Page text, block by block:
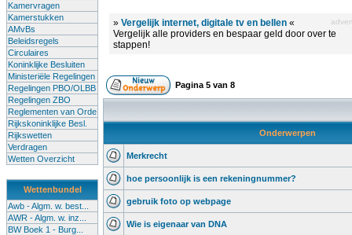
Kamervragen
Kamerstukken
AMvBs
Beleidsregels
Circulaires
Koninklijke Besluiten
Ministeriële Regelingen
Regelingen PBO/OLBB
Regelingen ZBO
Reglementen van Orde
Rijkskoninklijke Besl.
Rijkswetten
Verdragen
Wetten Overzicht
Wettenbundel
Awb - Algm. w. best...
AWR - Algm. w. inz...
BW Boek 1 - Burg...
» Vergelijk internet, digitale tv en bellen «
Vergelijk alle providers en bespaar geld door over te
stappen!
Pagina 5 van 8
Onderwerpen
Merkrecht
hoe persoonlijk is een rekeningnummer?
gebruik foto op webpage
Wie is eigenaar van DNA